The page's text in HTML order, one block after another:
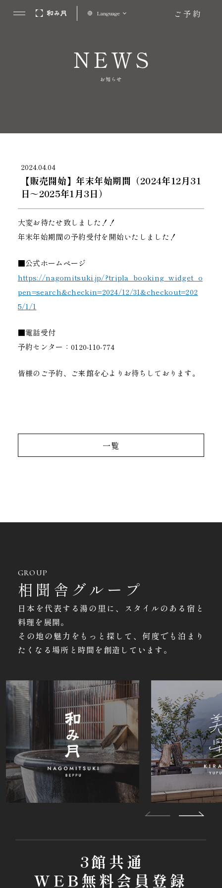
Language ご予約
NEWS
お知らせ
2024.04.04
【販売開始】年末年始期間（2024年12月31
日～2025年1月3日）
大変お待たせ致しました！！
年末年始期間の予約受付を開始いたしました！
■公式ホームページ
https://nagomitsuki.jp/?tripla_booking_widget_o
pen=search&checkin=2024/12/31&checkout=202
5/1/1
■電話受付
予約センター：0120-110-774
皆様のご予約、ご来館を心よりお待ちしております。
一覧
GROUP
相聞舎グループ
日本を代表する湯の里に、スタイルのある宿と
料理を展開。
その地の魅力をもっと探して、何度でも泊まり
たくなる場所と時間を創造しています。
3館共通
WEB無料会員登録